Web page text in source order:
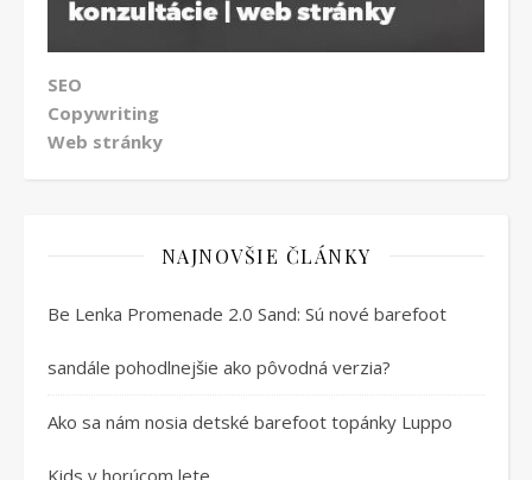
SEO
Copywriting
Web stránky
NAJNOVŠIE ČLÁNKY
Be Lenka Promenade 2.0 Sand: Sú nové barefoot
sandále pohodlnejšie ako pôvodná verzia?
Ako sa nám nosia detské barefoot topánky Luppo
Kids v horúcom lete